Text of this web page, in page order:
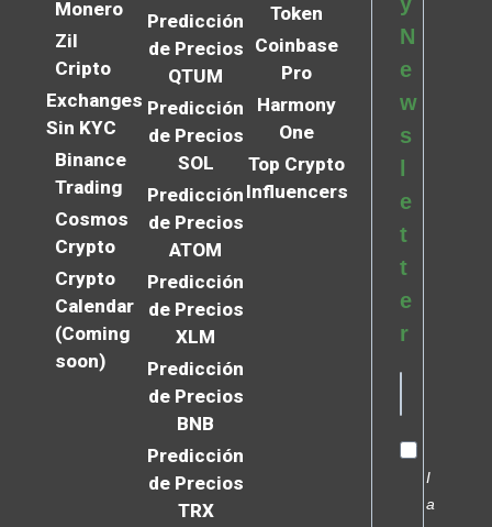
Monero
Zil
Cripto
Exchanges
Sin KYC
Binance
Trading
Cosmos
Crypto
Crypto
Calendar
(Coming
soon)
Predicción
de Precios
QTUM
Predicción
de Precios
SOL
Predicción
de Precios
ATOM
Predicción
de Precios
XLM
Predicción
de Precios
BNB
Predicción
de Precios
TRX
Token
Coinbase
Pro
Harmony
One
Top Crypto
Influencers
N
e
w
s
e
t
t
e
r
I
a